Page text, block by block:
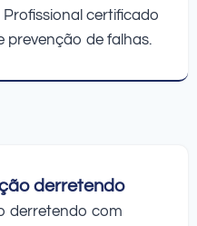
certificado
de falhas.
derretendo
derretendo com